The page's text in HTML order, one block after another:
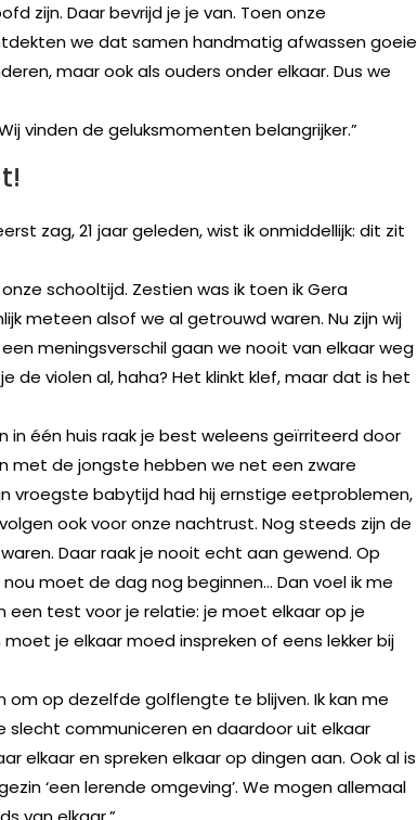
zijn. Daar bevrijd je je van. Toen onze
we dat samen handmatig afwassen goeie
maar ook als ouders onder elkaar. Dus we
vinden de geluksmomenten belangrijker.”
zag, 21 jaar geleden, wist ik onmiddellijk: dit zit
schooltijd. Zestien was ik toen ik Gera
meteen alsof we al getrouwd waren. Nu zijn wij
meningsverschil gaan we nooit van elkaar weg
de violen al, haha? Het klinkt klef, maar dat is het
in één huis raak je best weleens geïrriteerd door
met de jongste hebben we net een zware
vroegste babytijd had hij ernstige eetproblemen,
ook voor onze nachtrust. Nog steeds zijn de
Daar raak je nooit echt aan gewend. Op
moet de dag nog beginnen… Dan voel ik me
een test voor je relatie: je moet elkaar op je
je elkaar moed inspreken of eens lekker bij
om op dezelfde golflengte te blijven. Ik kan me
slecht communiceren en daardoor uit elkaar
elkaar en spreken elkaar op dingen aan. Ook al is
‘een lerende omgeving’. We mogen allemaal